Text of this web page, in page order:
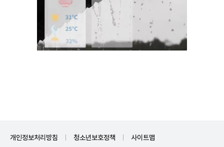
개인정보처리방침 청소년보호정책 사이트맵